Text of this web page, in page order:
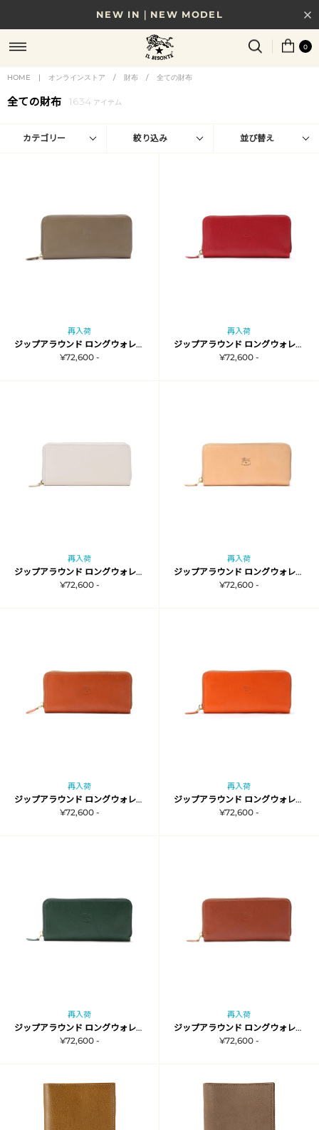
NEW IN｜NEW MODEL
8/17(月)10時まで｜税込11,000円以上で送料無料
贈る相手やシーンから選べる、新しいギフトガイド
NEW IN｜COLOR LEATHER
0
HOME | オンラインストア / 財布 / 全ての財布
全ての財布 1634 アイテム
カテゴリー 絞り込み 並び替え
再入荷
ジップアラウンド ロングウォレット
¥72,600 -
再入荷
ジップアラウンド ロングウォレット
¥72,600 -
再入荷
ジップアラウンド ロングウォレット
¥72,600 -
再入荷
ジップアラウンド ロングウォレット
¥72,600 -
再入荷
ジップアラウンド ロングウォレット
¥72,600 -
再入荷
ジップアラウンド ロングウォレット
¥72,600 -
再入荷
ジップアラウンド ロングウォレット
¥72,600 -
再入荷
ジップアラウンド ロングウォレット
¥72,600 -